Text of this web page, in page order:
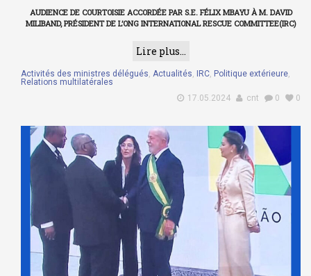
AUDIENCE DE COURTOISIE ACCORDÉE PAR S.E. FÉLIX MBAYU À M. DAVID
MILIBAND, PRÉSIDENT DE L’ONG INTERNATIONAL RESCUE COMMITTEE(IRC)
Lire plus...
Activités des ministres délégués, Actualités, IRC, Politique extérieure,
Relations multilatérales
17.05.2024
cnt 0 0